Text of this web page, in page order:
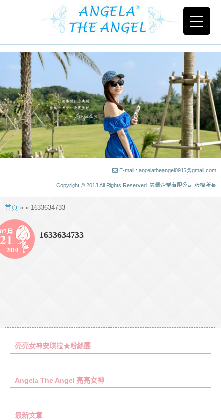
E-mail : angelatheangel0916@gmail.com
Copyright © 2013 All Rights Reserved. 崴儷企業有限公司 版權所有
首頁 » » 1633634733
07月
21
2010
1633634733
亮亮女神安琪拉★粉絲團
Angela The Angel 亮亮女神
最新文章